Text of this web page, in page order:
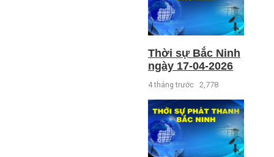
Thời sự Bắc Ninh
ngày 17-04-2026
4 tháng trước 2,778